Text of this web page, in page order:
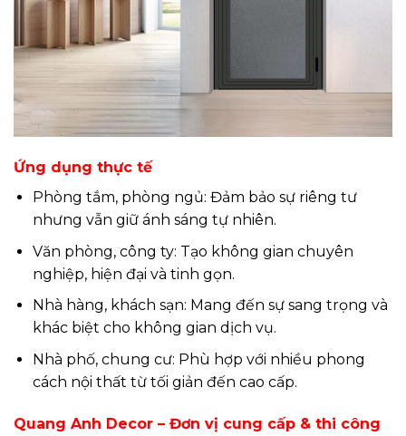
Ứng dụng thực tế
Phòng tắm, phòng ngủ: Đảm bảo sự riêng tư
nhưng vẫn giữ ánh sáng tự nhiên.
Văn phòng, công ty: Tạo không gian chuyên
nghiệp, hiện đại và tinh gọn.
Nhà hàng, khách sạn: Mang đến sự sang trọng và
khác biệt cho không gian dịch vụ.
Nhà phố, chung cư: Phù hợp với nhiều phong
cách nội thất từ tối giản đến cao cấp.
Quang Anh Decor – Đơn vị cung cấp & thi công